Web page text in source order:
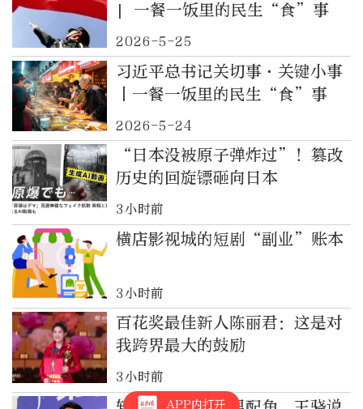
| 一餐一饭里的民生“食”事
2026-5-25
习近平总书记关切事·关键小事
丨一餐一饭里的民生“食”事
2026-5-24
“日本没被原子弹炸过”！篡改
历史的回旋镖砸向日本
3小时前
横店影视城的短剧“副业”账本
3小时前
百花奖最佳新人陈丽君：这是对
我跨界最大的鼓励
3小时前
APP内打开